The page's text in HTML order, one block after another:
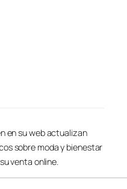
en su web actualizan
sobre moda y bienestar
venta online.